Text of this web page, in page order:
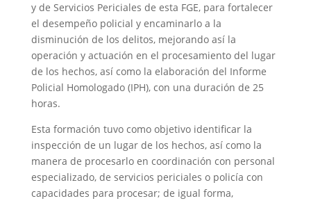
y de Servicios Periciales de esta FGE, para fortalecer
el desempeño policial y encaminarlo a la
disminución de los delitos, mejorando así la
operación y actuación en el procesamiento del lugar
de los hechos, así como la elaboración del Informe
Policial Homologado (IPH), con una duración de 25
horas.
Esta formación tuvo como objetivo identificar la
inspección de un lugar de los hechos, así como la
manera de procesarlo en coordinación con personal
especializado, de servicios periciales o policía con
capacidades para procesar; de igual forma,